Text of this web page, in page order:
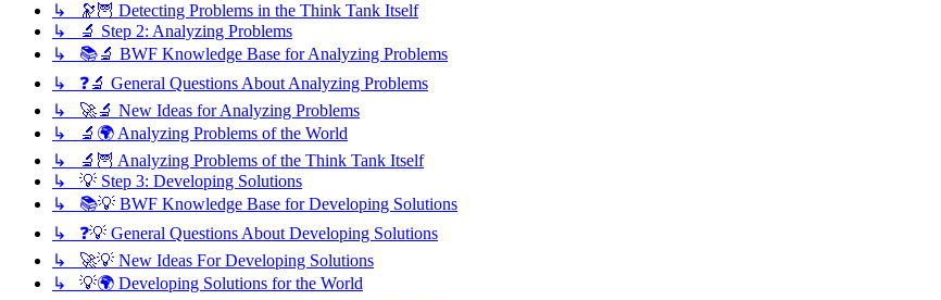
↳ 🔭🦉 Detecting Problems in the Think Tank Itself
↳ 🔬 Step 2: Analyzing Problems
↳ 📚🔬 BWF Knowledge Base for Analyzing Problems
↳ ❓🔬 General Questions About Analyzing Problems
↳ 🚀🔬 New Ideas for Analyzing Problems
↳ 🔬🌍 Analyzing Problems of the World
↳ 🔬🦉 Analyzing Problems of the Think Tank Itself
↳ 💡 Step 3: Developing Solutions
↳ 📚💡 BWF Knowledge Base for Developing Solutions
↳ ❓💡 General Questions About Developing Solutions
↳ 🚀💡 New Ideas For Developing Solutions
↳ 💡🌍 Developing Solutions for the World